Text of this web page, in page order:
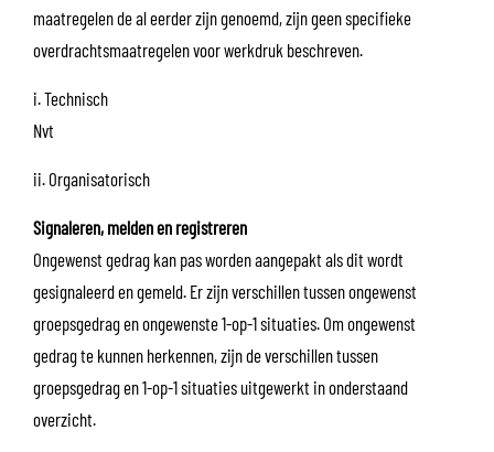
maatregelen de al eerder zijn genoemd, zijn geen specifieke
overdrachtsmaatregelen voor werkdruk beschreven.
i. Technisch
Nvt
ii. Organisatorisch
Signaleren, melden en registreren
Ongewenst gedrag kan pas worden aangepakt als dit wordt
gesignaleerd en gemeld. Er zijn verschillen tussen ongewenst
groepsgedrag en ongewenste 1-op-1 situaties. Om ongewenst
gedrag te kunnen herkennen, zijn de verschillen tussen
groepsgedrag en 1-op-1 situaties uitgewerkt in onderstaand
overzicht.